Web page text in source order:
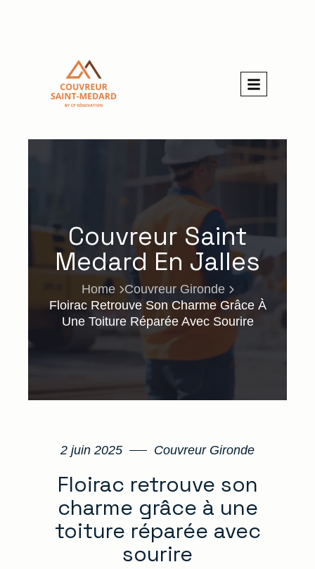
Couvreur Saint
Medard En Jalles
Home
Couvreur Gironde
Floirac Retrouve Son Charme Grâce À
Une Toiture Réparée Avec Sourire
2 juin 2025 Couvreur Gironde
Floirac retrouve son
charme grâce à une
toiture réparée avec
sourire